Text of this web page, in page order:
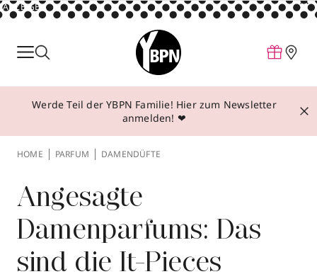
ANZEIGE
Parfum
Make-up
Behandlungen
Über YBPN
Aktionen
Storefinder
Werde Teil der YBPN Familie! Hier zum Newsletter
anmelden! ❤
HOME PARFUM DAMENDÜFTE
Angesagte
Damenparfums: Das
sind die It-Pieces